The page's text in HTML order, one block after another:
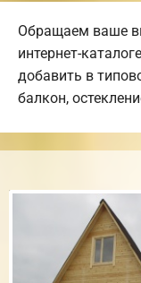
Обращаем ваше
интернет-
добавить в
балкон,